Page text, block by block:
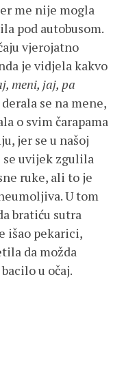
me nije mogla
pod autobusom.
vjerojatno
je vidjela kakvo
meni, jaj, pa
derala se na mene,
o svim čarapama
jer se u našoj
uvijek zgulila
ruke, ali to je
U tom
bratiću sutra
išao pekarici,
da možda
u očaj.